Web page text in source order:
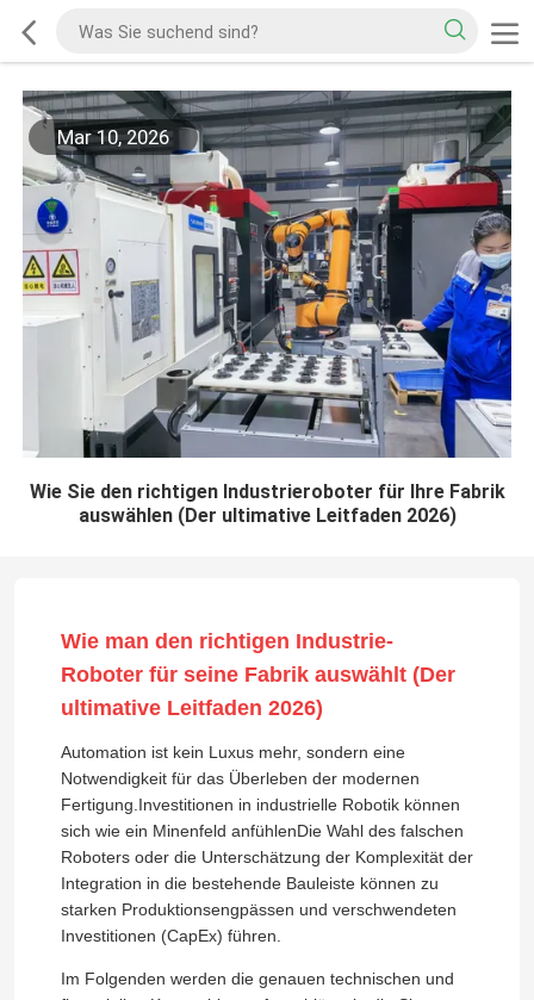
Mar 10, 2026
Wie Sie den richtigen Industrieroboter für Ihre Fabrik
auswählen (Der ultimative Leitfaden 2026)
Wie man den richtigen Industrie-
Roboter für seine Fabrik auswählt (Der
ultimative Leitfaden 2026)
Automation ist kein Luxus mehr, sondern eine
Notwendigkeit für das Überleben der modernen
Fertigung.Investitionen in industrielle Robotik können
sich wie ein Minenfeld anfühlenDie Wahl des falschen
Roboters oder die Unterschätzung der Komplexität der
Integration in die bestehende Bauleiste können zu
starken Produktionsengpässen und verschwendeten
Investitionen (CapEx) führen.
Im Folgenden werden die genauen technischen und